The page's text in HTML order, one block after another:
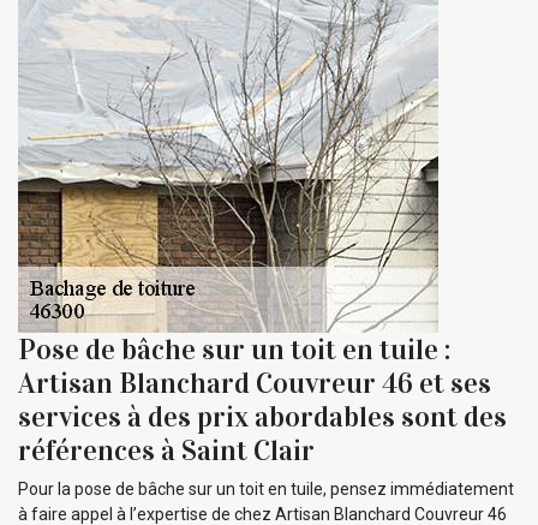
Pose de bâche sur un toit en tuile :
Artisan Blanchard Couvreur 46 et ses
services à des prix abordables sont des
références à Saint Clair
Pour la pose de bâche sur un toit en tuile, pensez immédiatement
à faire appel à l’expertise de chez Artisan Blanchard Couvreur 46